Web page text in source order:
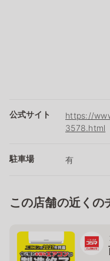
公式サイト
https://
3578.html
駐車場 有
この店舗の近くの